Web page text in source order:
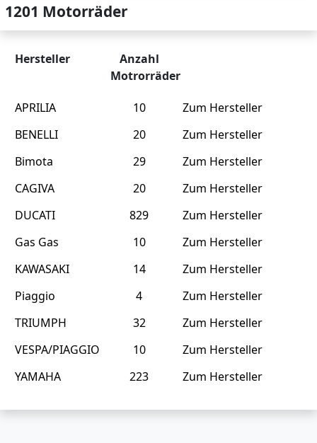
1201 Motorräder
Hersteller
Anzahl
Motrorräder
APRILIA 10
Zum Hersteller
BENELLI
20
Zum Hersteller
Bimota
29
Zum Hersteller
CAGIVA
20
Zum Hersteller
DUCATI
829
Zum Hersteller
Gas Gas
10
Zum Hersteller
KAWASAKI
14
Zum Hersteller
Piaggio
4
Zum Hersteller
TRIUMPH
32
Zum Hersteller
VESPA/PIAGGIO
10
Zum Hersteller
YAMAHA
223 Zum Hersteller